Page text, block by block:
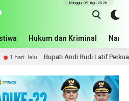
Hukum dan Kriminal
Minggu, 09 Agu 2026
1 hari lalu Bupati Andi Rudi Latif Perkuat